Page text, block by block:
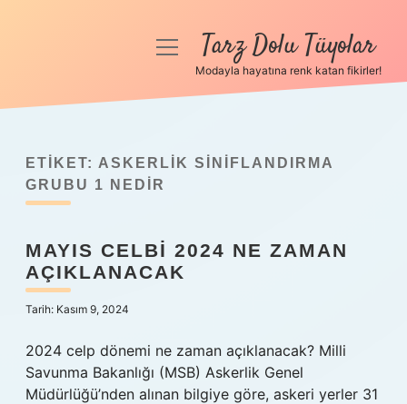
Anasayfa
Yasal Uyarı
menüyüTarz Dolu Tüyolar
Modayla hayatına renk katan fikirler!
ETIKET: ASKERLIK SINIFLANDIRMA
GRUBU 1 NEDIR
MAYIS CELBI 2024 NE ZAMAN
AÇIKLANACAK
Tarih: Kasım 9, 2024
2024 celp dönemi ne zaman açıklanacak? Milli
Savunma Bakanlığı (MSB) Askerlik Genel
Müdürlüğü’nden alınan bilgiye göre, askeri yerler 31